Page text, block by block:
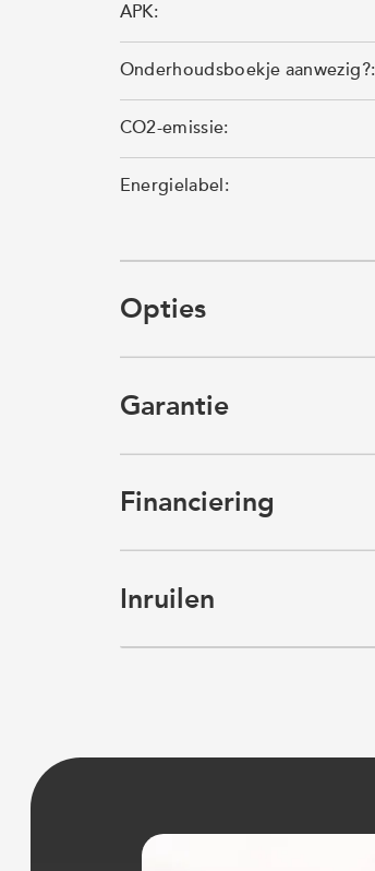
APK:
Onderhoudsboekje aanwezig?:
CO2-emissie:
Energielabel:
Opties
Garantie
Financiering
Inruilen